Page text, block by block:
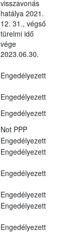
visszavonás
hatálya 2021.
12. 31., végső
türelmi idő
vége
2023.06.30.
Engedélyezett
Engedélyezett
Engedélyezett
Not PPP
Engedélyezett
Engedélyezett
Engedélyezett
Engedélyezett
Engedélyezett
Engedélyezett